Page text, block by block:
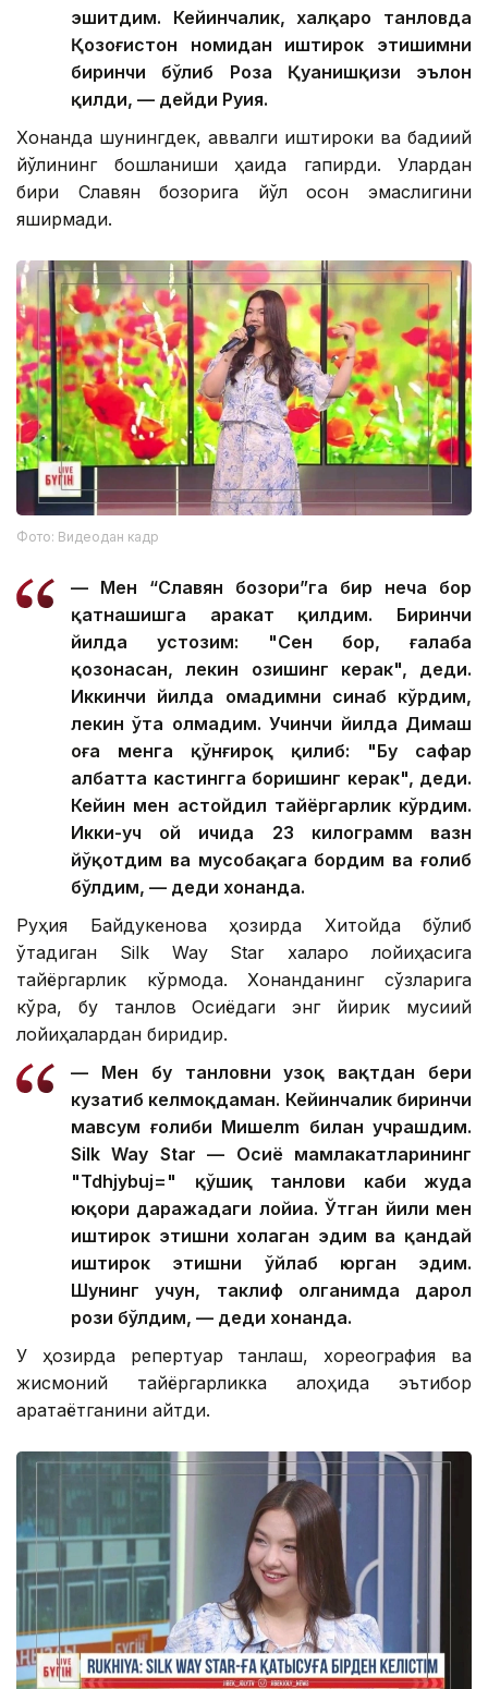
эшитдим. Кейинчалик, халқаро танловда
Қозоғистон номидан иштирок этишимни
биринчи бўлиб Роза Қуанишқизи эълон
қилди, — дейди Руҳия.
Хонанда шунингдек, аввалги иштироки ва бадиий
йўлининг бошланиши ҳақида гапирди. Улардан
бири Славян бозорига йўл осон эмаслигини
яширмади.
Фото: Видеодан кадр
— Мен “Славян бозори”га бир неча бор
қатнашишга ҳаракат қилдим. Биринчи
йилда устозим: "Сен бор, ғалаба
қозонасан, лекин озишинг керак", деди.
Иккинчи йилда омадимни синаб кўрдим,
лекин ўта олмадим. Учинчи йилда Димаш
оға менга қўнғироқ қилиб: "Бу сафар
албатта кастингга боришинг керак", деди.
Кейин мен астойдил тайёргарлик кўрдим.
Икки-уч ой ичида 23 килограмм вазн
йўқотдим ва мусобақага бордим ва ғолиб
бўлдим, — деди хонанда.
Руҳия Байдукенова ҳозирда Хитойда бўлиб
ўтадиган Silk Way Star халқаро лойиҳасига
тайёргарлик кўрмоқда. Хонанданинг сўзларига
кўра, бу танлов Осиёдаги энг йирик мусиқий
лойиҳалардан биридир.
— Мен бу танловни узоқ вақтдан бери
кузатиб келмоқдаман. Кейинчалик биринчи
мавсум ғолиби Мишелm билан учрашдим.
Silk Way Star — Осиё мамлакатларининг
"Tdhjybuj=" қўшиқ танлови каби жуда
юқори даражадаги лойиҳа. Ўтган йили мен
иштирок этишни хоҳлаган эдим ва қандай
иштирок этишни ўйлаб юрган эдим.
Шунинг учун, таклиф олганимда дарҳол
рози бўлдим, — деди хонанда.
У ҳозирда репертуар танлаш, хореография ва
жисмоний тайёргарликка алоҳида эътибор
қаратаётганини айтди.